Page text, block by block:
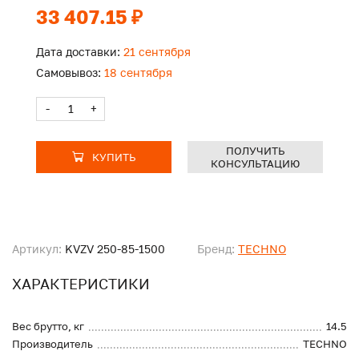
Артикул: KVZV 250-85-1500 Бренд: TECHNO
ХАРАКТЕРИСТИКИ
Вес брутто, кг
14.5
Производитель
TECHNO
33 407.15 ₽
Дата доставки: 21 сентября
Самовывоз: 18 сентября
- +
КУПИТЬ
ПОЛУЧИТЬ
КОНСУЛЬТАЦИЮ